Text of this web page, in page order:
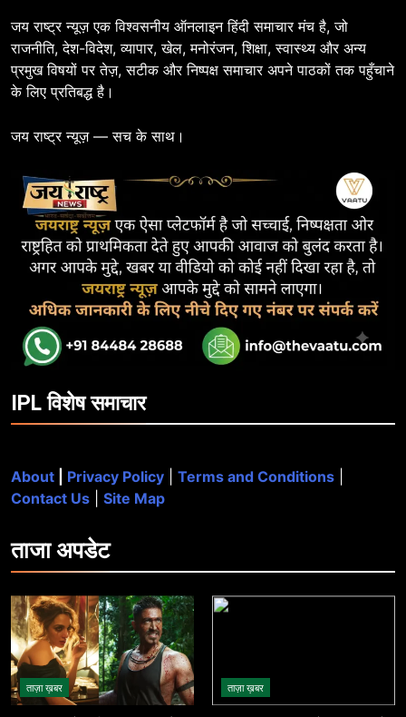
जय राष्ट्र न्यूज़ एक विश्वसनीय ऑनलाइन हिंदी समाचार मंच है, जो
राजनीति, देश-विदेश, व्यापार, खेल, मनोरंजन, शिक्षा, स्वास्थ्य और अन्य
प्रमुख विषयों पर तेज़, सटीक और निष्पक्ष समाचार अपने पाठकों तक पहुँचाने
के लिए प्रतिबद्ध है।
जय राष्ट्र न्यूज़ — सच के साथ।
IPL विशेष समाचार
About Privacy Policy Terms and Conditions
Contact Us
Site Map
ताजाअपडेट
ताज़ा ख़बर ताज़ा ख़बर